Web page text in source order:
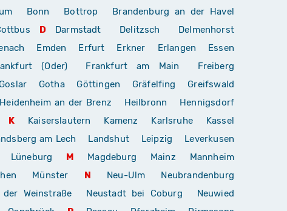
Bonn Bottrop
Brandenburg an der Havel
D Darmstadt Delitzsch
Delmenhorst
Emden Erfurt Erkner Erlangen
Essen
(Oder) Frankfurt am Main
Freiberg
Goslar Gotha Göttingen Gräfelfing
Greifswald
Heidenheim an der Brenz Heilbronn
Hennigsdorf
K Kaiserslautern Kamenz Karlsruhe
Kassel
am Lech Landshut Leipzig
Leverkusen
Lüneburg M Magdeburg Mainz
Mannheim
Münster N Neu-Ulm
Neubrandenburg
Weinstraße Neustadt bei Coburg
Neuwied